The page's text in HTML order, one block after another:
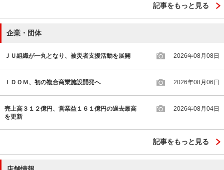
記事をもっと見る
企業・団体
ＪＵ組織が一丸となり、被災者支援活動を展開 2026年08月08日
ＩＤＯＭ、初の複合商業施設開発へ 2026年08月06日
売上高３１２億円、営業益１６１億円の過去最高
を更新
2026年08月04日
記事をもっと見る